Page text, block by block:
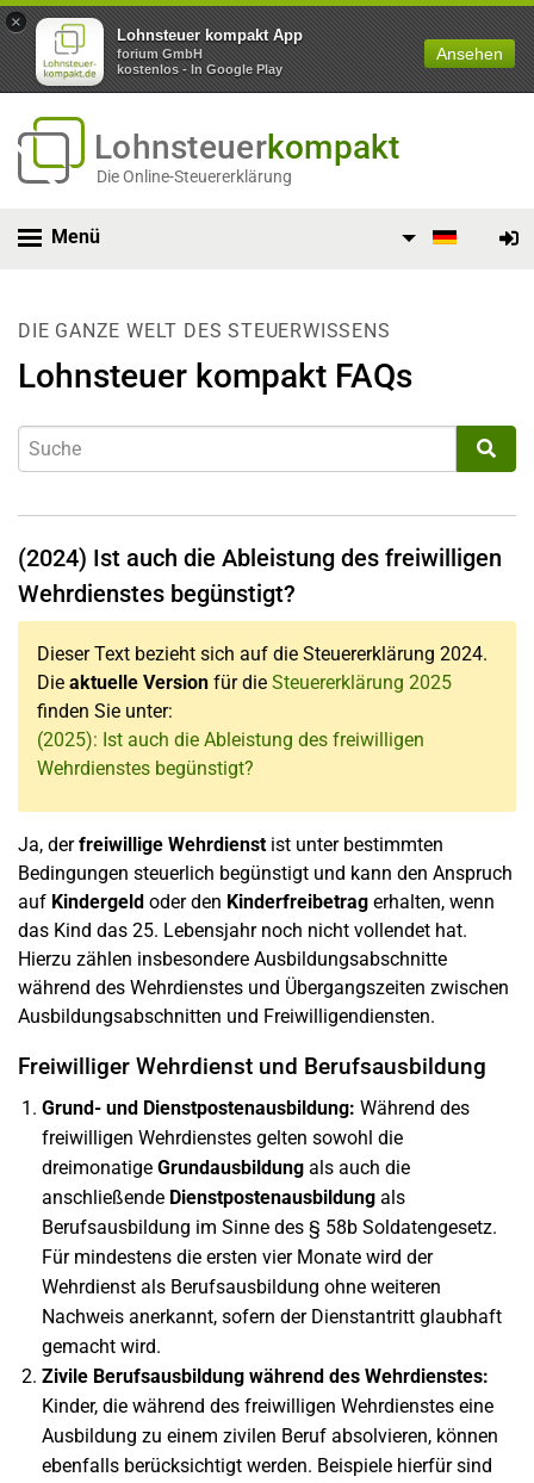
×
Lohnsteuer kompakt App
forium GmbH
kostenlos - In Google Play
Ansehen
Lohnsteuerkompakt
Die Online-Steuererklärung
Menü
DIE GANZE WELT DES STEUERWISSENS
Lohnsteuer kompakt FAQs
(2024) Ist auch die Ableistung des freiwilligen
Wehrdienstes begünstigt?
Dieser Text bezieht sich auf die Steuererklärung 2024.
Die aktuelle Version für die Steuererklärung 2025
finden Sie unter:
(2025): Ist auch die Ableistung des freiwilligen
Wehrdienstes begünstigt?
Ja, derfreiwillige Wehrdienstist unter bestimmten
Bedingungen steuerlich begünstigt und kann den Anspruch
auf Kindergeld oder den Kinderfreibetrag erhalten, wenn
das Kind das 25. Lebensjahr noch nicht vollendet hat.
Hierzu zählen insbesondere Ausbildungsabschnitte
während des Wehrdienstes und Übergangszeiten zwischen
Ausbildungsabschnitten und Freiwilligendiensten.
Freiwilliger Wehrdienst und Berufsausbildung
Grund- und Dienstpostenausbildung: Während des
freiwilligen Wehrdienstes gelten sowohl die
dreimonatige Grundausbildung als auch die
anschließende Dienstpostenausbildung als
Berufsausbildung im Sinne des § 58b Soldatengesetz.
Für mindestens die ersten vier Monate wird der
Wehrdienst als Berufsausbildung ohne weiteren
Nachweis anerkannt, sofern der Dienstantritt glaubhaft
gemacht wird.
Zivile Berufsausbildung während des Wehrdienstes:
Kinder, die während des freiwilligen Wehrdienstes eine
Ausbildung zu einem zivilen Beruf absolvieren, können
ebenfalls berücksichtigt werden. Beispiele hierfür sind